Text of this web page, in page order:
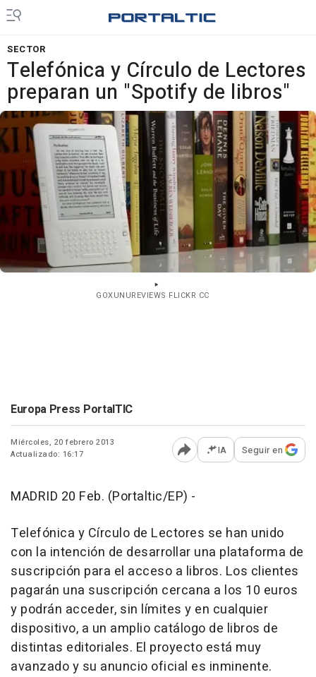
SECTOR
Telefónica y Círculo de Lectores
preparan un "Spotify de libros"
GOXUNUREVIEWS FLICKR CC
Europa Press PortalTIC
Miércoles, 20 febrero 2013
Actualizado: 16:17
Abrir opciones para
IA Seguir en
MADRID 20 Feb. (Portaltic/EP) -
Telefónica y Círculo de Lectores se han unido
con la intención de desarrollar una plataforma de
suscripción para el acceso a libros. Los clientes
pagarán una suscripción cercana a los 10 euros
y podrán acceder, sin límites y en cualquier
dispositivo, a un amplio catálogo de libros de
distintas editoriales. El proyecto está muy
avanzado y su anuncio oficial es inminente.